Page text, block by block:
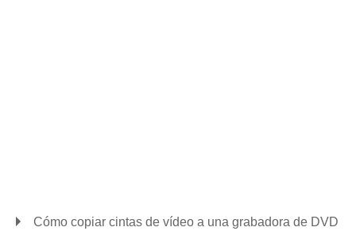
Cómo copiar cintas de vídeo a una grabadora de DVD